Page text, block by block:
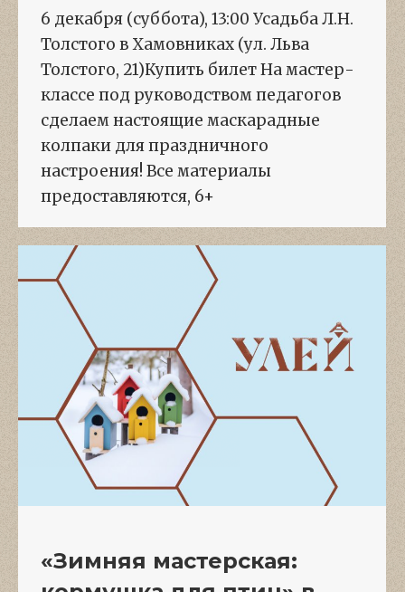
6 декабря (суббота), 13:00 Усадьба Л.Н.
Толстого в Хамовниках (ул. Льва
Толстого, 21)Купить билет На мастер-
классе под руководством педагогов
сделаем настоящие маскарадные
колпаки для праздничного
настроения! Все материалы
предоставляются, 6+
«Зимняя мастерская: